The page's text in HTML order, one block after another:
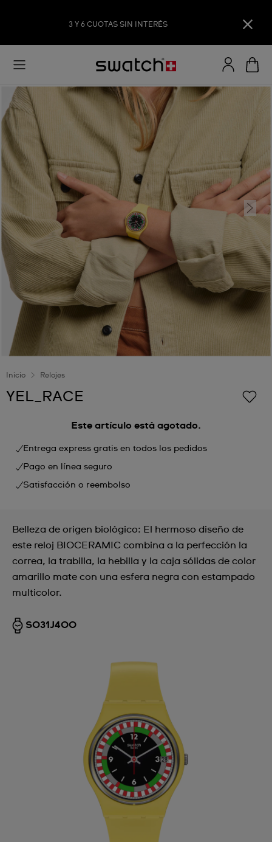
3 Y 6 CUOTAS SIN INTERÉS
Inicio Relojes
YEL_RACE
Este artículo está agotado.
Entrega express gratis en todos los pedidos
Pago en línea seguro
Satisfacción o reembolso
Belleza de origen biológico: El hermoso diseño de
este reloj BIOCERAMIC combina a la perfección la
correa, la trabilla, la hebilla y la caja sólidas de color
amarillo mate con una esfera negra con estampado
multicolor.
SO31J400